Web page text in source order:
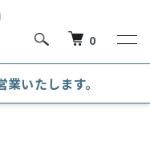
0
いたします。